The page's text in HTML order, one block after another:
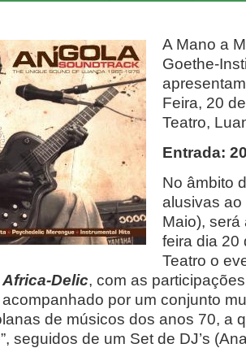
A Mano a
Goethe-
Feira, 20
Teatro,
Entrada:
No âmbito
alusivas ao
Maio),
feira dia 20
Teatro o
Africa-Delic, com as
por um conjunto
de músicos dos anos 70, a
seguidos de um Set de DJ’s